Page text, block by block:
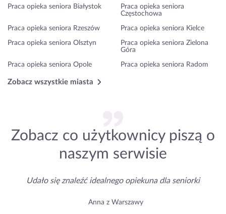
Praca opieka seniora Białystok
Praca opieka seniora
Częstochowa
Praca opieka seniora Rzeszów Praca opieka seniora Kielce
Praca opieka seniora Olsztyn
Praca opieka seniora Zielona
Góra
Praca opieka seniora Opole Praca opieka seniora Radom
Zobacz wszystkie miasta
Zobacz co użytkownicy piszą o
naszym serwisie
Udało się znaleźć idealnego opiekuna dla seniorki
Anna z Warszawy